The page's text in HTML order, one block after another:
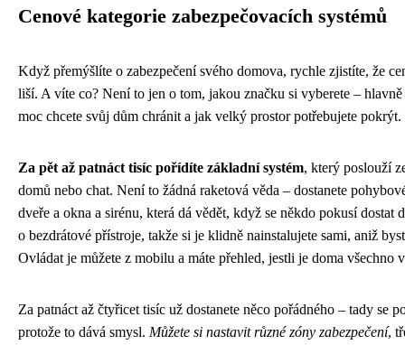
Cenové kategorie zabezpečovacích systémů
Když přemýšlíte o zabezpečení svého domova, rychle zjistíte, že
liší. A víte co? Není to jen o tom, jakou značku si vyberete –
moc chcete svůj dům chránit a jak velký prostor potřebujete pokrýt.
Za pět až patnáct tisíc pořídíte základní systém, který poslouží
domů nebo chat. Není to žádná raketová věda – dostanete
dveře a okna a sirénu, která dá vědět, když se někdo pokusí dostat
o bezdrátové přístroje, takže si je klidně nainstalujete sami, aniž
Ovládat je můžete z mobilu a máte přehled, jestli je doma všechno
Za patnáct až čtyřicet tisíc už dostanete něco pořádného – tady se
protože to dává smysl. Můžete si nastavit různé zóny zabezpečení,